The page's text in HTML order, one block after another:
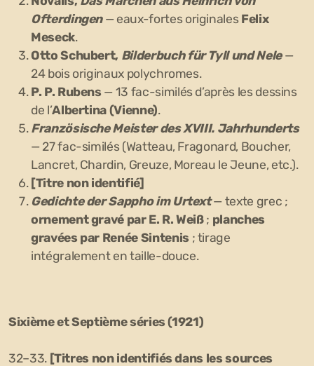
Ofterdingen— eaux-fortes originales Felix
Meseck.
Otto Schubert, Bilderbuch für Tyll und Nele—
24 bois originaux polychromes.
P. P. Rubens — 13 fac-similés d’après les dessins
de l’Albertina (Vienne).
Französische Meister des XVIII. Jahrhunderts
— 27 fac-similés (Watteau, Fragonard, Boucher,
Lancret, Chardin, Greuze, Moreau le Jeune, etc.).
[Titre non identifié]
Gedichte der Sappho im Urtext— texte grec ;
ornement gravé par E. R. Weiß; planches
gravées par Renée Sintenis ; tirage
intégralement en taille-douce.
Sixième et Septième séries (1921)
32–33. [Titres non identifiés dans les sources